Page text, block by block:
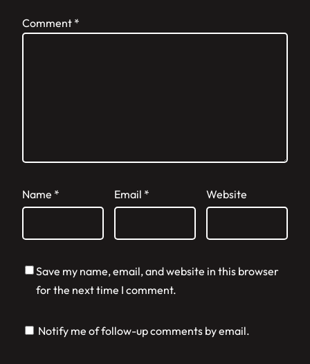
Comment *
Name * Email * Website
Save my name, email, and website in this browser
for the next time I comment.
Notify me of follow-up comments by email.